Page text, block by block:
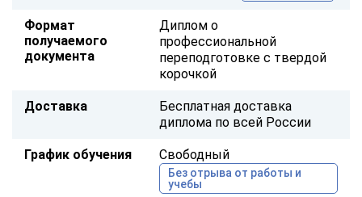
Формат
получаемого
документа
Диплом о
профессиональной
переподготовке с твердой
корочкой
Доставка
Бесплатная доставка
диплома по всей России
График обучения Свободный
Без отрыва от работы и
учебы